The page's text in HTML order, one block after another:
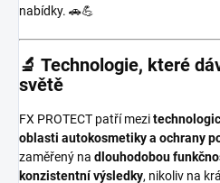
nabídky. 🚗💪
🔬 Technologie, které
světě
FX PROTECT patří mezi
oblasti autokosmetiky a ochrany
zaměřený na dlouhodobou
konzistentní výsledky, nikoliv na